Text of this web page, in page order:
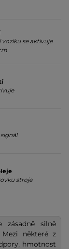
se aktivuje
stroje
zásadně silně
Mezi některé z
hmotnost